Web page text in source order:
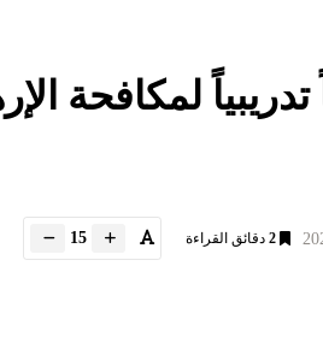
تدريبياً لمكافحة
2 دقائق القراءة 15